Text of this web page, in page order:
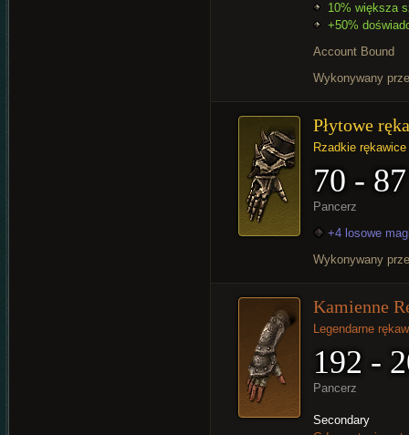
10% większa
+50%
Account Bound
Wykonywany
Płytowe
Rzadkie rękawice
70 - 87
Pancerz
+4 losowe
Wykonywany
Kamienne
Legendarne
192 -
Pancerz
Secondary